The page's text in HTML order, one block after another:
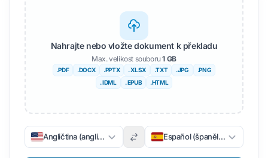
Nahrajte nebo vložte dokument k překladu
Max. velikost souboru1 GB
.PDF .DOCX .PPTX . XLSX .TXT .JPG
.PNG
. IDML
. EPUB .HTML
Angličtina (angličtina) Español (španělsky)